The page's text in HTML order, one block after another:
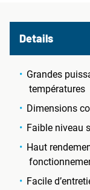
Details
Grandes
températures
Dimensions
Faible niveau
Haut
Facile